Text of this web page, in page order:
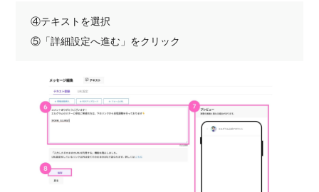
④テキストを選択
⑤「詳細設定へ進む」をクリック